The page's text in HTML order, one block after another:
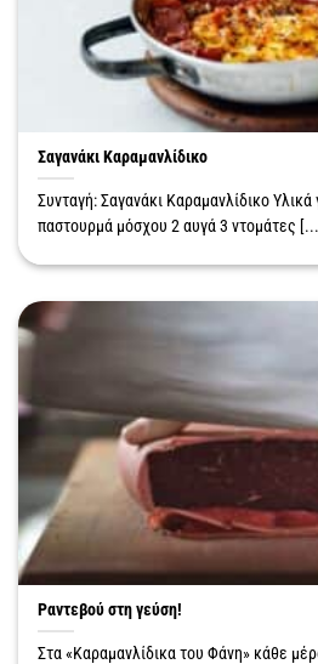
Σαγανάκι Καραμανλίδικο
Συνταγή: Σαγανάκι Καραμανλίδικο
παστουρμά μόσχου 2 αυγά 3 ντομάτες
Ραντεβού στη γεύση!
Στα «Καραμανλίδικα του Φάνη» κάθε